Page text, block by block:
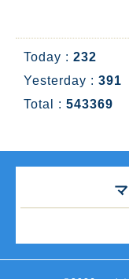
Today : 232
Yesterday : 391
Total : 543369